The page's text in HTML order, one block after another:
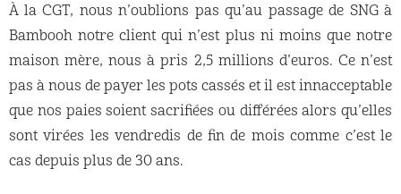
À la CGT, nous n’oublions pas qu’au passage de SNG à
Bambooh notre client qui n’est plus ni moins que notre
maison mère, nous à pris 2,5 millions d’euros. Ce n’est
pas à nous de payer les pots cassés et il est innacceptable
que nos paies soient sacrifiées ou différées alors qu’elles
sont virées les vendredis de fin de mois comme c’est le
cas depuis plus de 30 ans.